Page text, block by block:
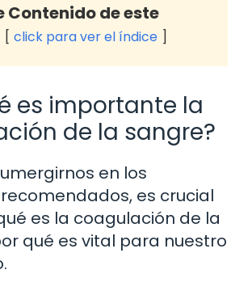
Contenido de este
click para ver el índice
es importante la
de la sangre?
en los
es crucial
es la coagulación de la
qué es vital para nuestro